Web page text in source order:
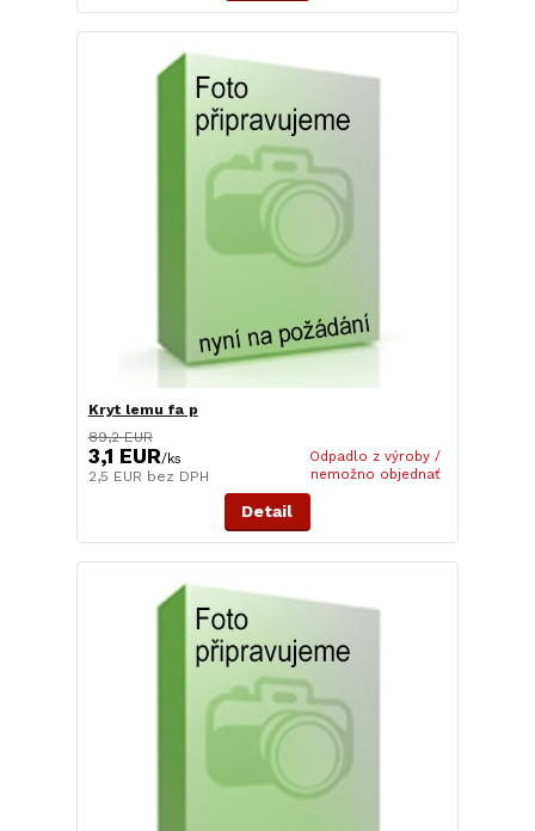
Kryt lemu fa p
89,2 EUR
3,1 EUR/ks
2,5 EUR bez DPH
Odpadlo z výroby /
nemožno objednať
Detail